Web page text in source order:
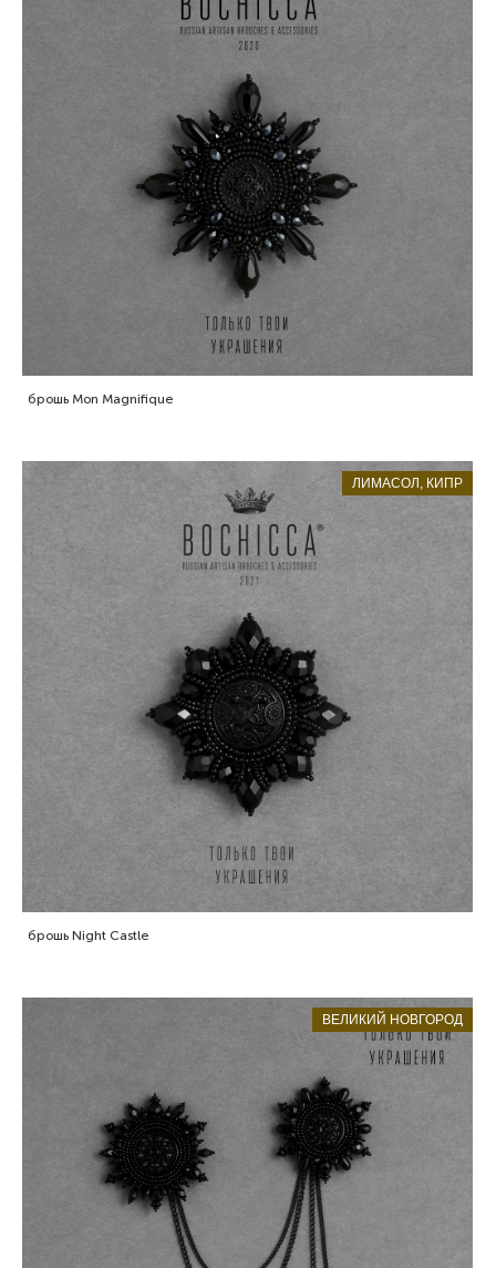
брошь Mon Magnifique
ЛИМАСОЛ, КИПР
брошь Night Castle
ВЕЛИКИЙ НОВГОРОД